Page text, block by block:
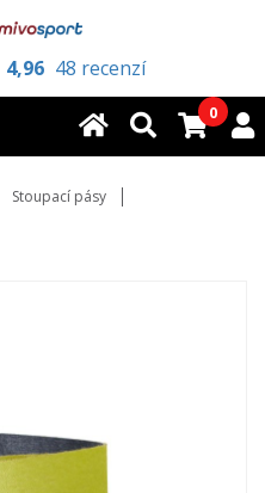
4,96 48 recenzí
0
Stoupací pásy